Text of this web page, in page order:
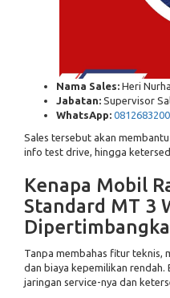
Nama Sales: Heri
Jabatan: Supervisor
WhatsApp:
Sales tersebut akan
info test drive, hingga
Kenapa Mobil
Standard MT 3
Tanpa membahas fitur teknis,
dan biaya kepemilikan rendah.
jaringan service-nya dan